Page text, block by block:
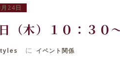
24日
日（木）１０：３０
に イベント関係